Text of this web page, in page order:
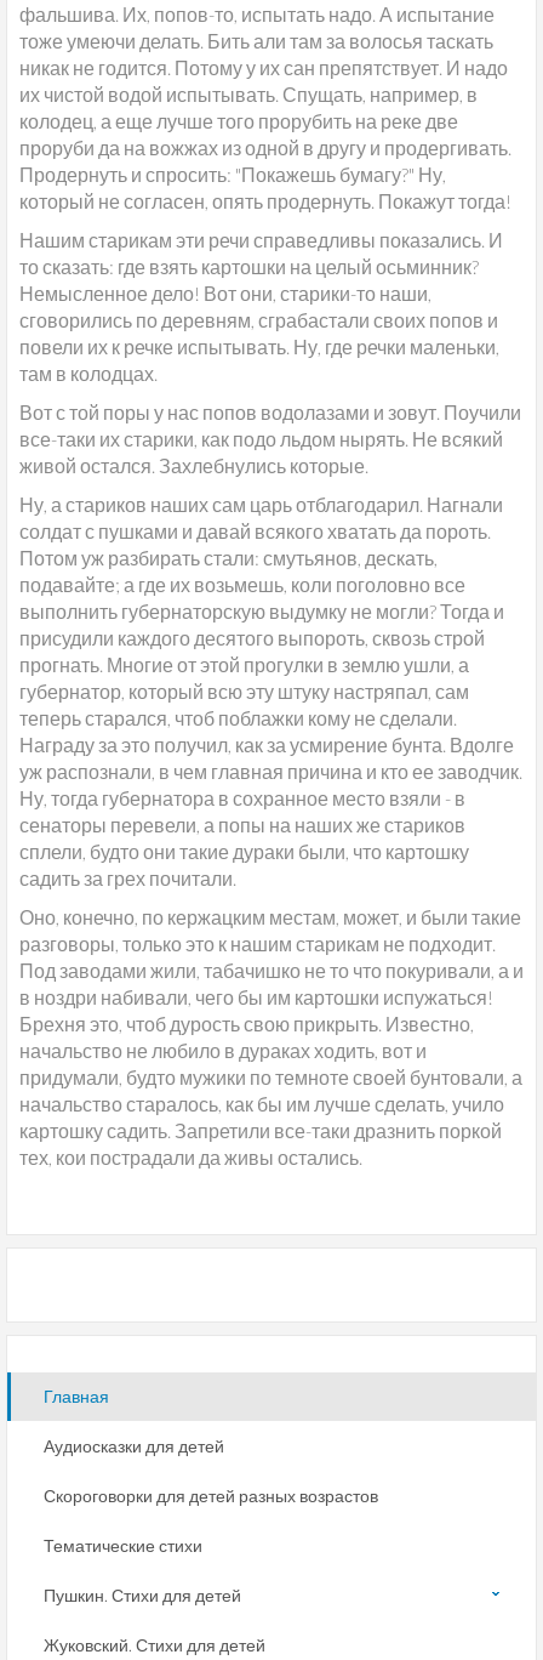
фальшива. Их, попов-то, испытать надо. А испытание
тоже умеючи делать. Бить али там за волосья таскать
никак не годится. Потому у их сан препятствует. И надо
их чистой водой испытывать. Спущать, например, в
колодец, а еще лучше того прорубить на реке две
проруби да на вожжах из одной в другу и продергивать.
Продернуть и спросить: "Покажешь бумагу?" Ну,
который не согласен, опять продернуть. Покажут тогда!
Нашим старикам эти речи справедливы показались. И
то сказать: где взять картошки на целый осьминник?
Немысленное дело! Вот они, старики-то наши,
сговорились по деревням, сграбастали своих попов и
повели их к речке испытывать. Ну, где речки маленьки,
там в колодцах.
Вот с той поры у нас попов водолазами и зовут. Поучили
все-таки их старики, как подо льдом нырять. Не всякий
живой остался. Захлебнулись которые.
Ну, а стариков наших сам царь отблагодарил. Нагнали
солдат с пушками и давай всякого хватать да пороть.
Потом уж разбирать стали: смутьянов, дескать,
подавайте; а где их возьмешь, коли поголовно все
выполнить губернаторскую выдумку не могли? Тогда и
присудили каждого десятого выпороть, сквозь строй
прогнать. Многие от этой прогулки в землю ушли, а
губернатор, который всю эту штуку настряпал, сам
теперь старался, чтоб поблажки кому не сделали.
Награду за это получил, как за усмирение бунта. Вдолге
уж распознали, в чем главная причина и кто ее заводчик.
Ну, тогда губернатора в сохранное место взяли - в
сенаторы перевели, а попы на наших же стариков
сплели, будто они такие дураки были, что картошку
садить за грех почитали.
Оно, конечно, по кержацким местам, может, и были такие
разговоры, только это к нашим старикам не подходит.
Под заводами жили, табачишко не то что покуривали, а и
в ноздри набивали, чего бы им картошки испужаться!
Брехня это, чтоб дурость свою прикрыть. Известно,
начальство не любило в дураках ходить, вот и
придумали, будто мужики по темноте своей бунтовали, а
начальство старалось, как бы им лучше сделать, учило
картошку садить. Запретили все-таки дразнить поркой
тех, кои пострадали да живы остались.
Главная
Аудиосказки для детей
Скороговорки для детей разных возрастов
Тематические стихи
Пушкин. Стихи для детей
Жуковский. Стихи для детей